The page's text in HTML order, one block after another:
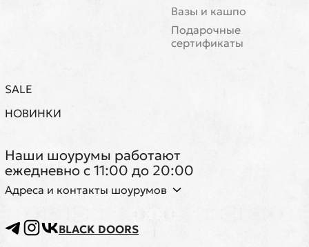
Вазы и кашпо
Подарочные
сертификаты
SALE
НОВИНКИ
Наши шоурумы работают
ежедневно с 11:00 до 20:00
Адреса и контакты шоурумов
BLACK DOORS